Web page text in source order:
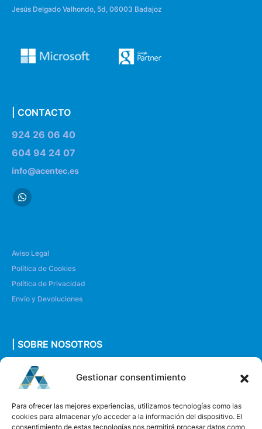
Gestionar consentimiento
Para ofrecer las mejores experiencias, utilizamos tecnologías como las
cookies para almacenar y/o acceder a la información del dispositivo. El
consentimiento de estas tecnologías nos permitirá procesar datos como
Jesús Delgado Valhondo, 5d, 06003 Badajoz
| CONTACTO
924 26 06 40
604 94 24 07
info@acentec.es
Aviso Legal
Política de Cookies
Política de Privacidad
Envío y Devoluciones
| SOBRE NOSOTROS
Quiénes somos
Envíanos un mensaje